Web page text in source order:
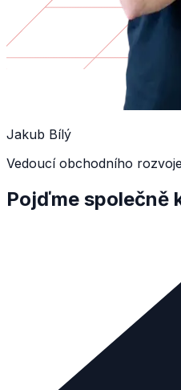
Jakub Bílý
Vedoucí obchodního rozvoje
Pojďme společně